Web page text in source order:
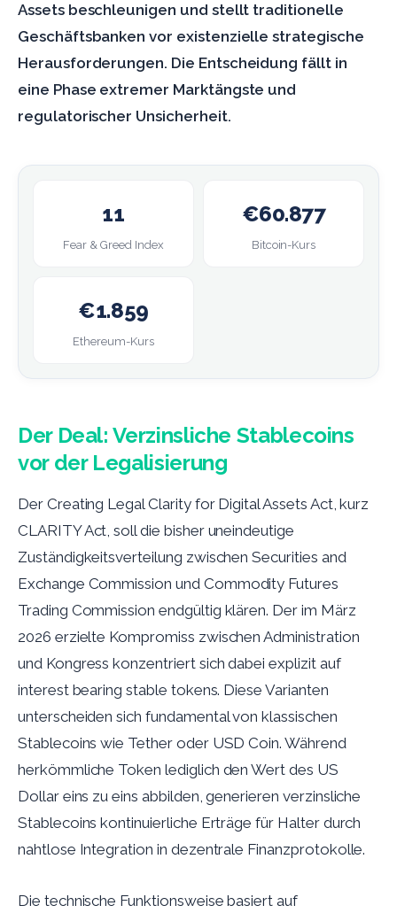
Assets beschleunigen und stellt traditionelle
Geschäftsbanken vor existenzielle strategische
Herausforderungen. Die Entscheidung fällt in
eine Phase extremer Marktängste und
regulatorischer Unsicherheit.
11
Fear & Greed Index
€60.877
Bitcoin-Kurs
€1.859
Ethereum-Kurs
Der Deal: Verzinsliche Stablecoins
vor der Legalisierung
Der Creating Legal Clarity for Digital Assets Act, kurz
CLARITY Act, soll die bisher uneindeutige
Zuständigkeitsverteilung zwischen Securities and
Exchange Commission und Commodity Futures
Trading Commission endgültig klären. Der im März
2026 erzielte Kompromiss zwischen Administration
und Kongress konzentriert sich dabei explizit auf
interest bearing stable tokens. Diese Varianten
unterscheiden sich fundamental von klassischen
Stablecoins wie Tether oder USD Coin. Während
herkömmliche Token lediglich den Wert des US
Dollar eins zu eins abbilden, generieren verzinsliche
Stablecoins kontinuierliche Erträge für Halter durch
nahtlose Integration in dezentrale Finanzprotokolle.
Die technische Funktionsweise basiert auf